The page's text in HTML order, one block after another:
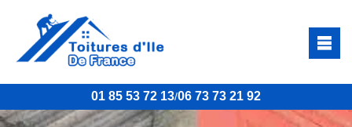
01 85 53 72 13/06 73 73 21 92